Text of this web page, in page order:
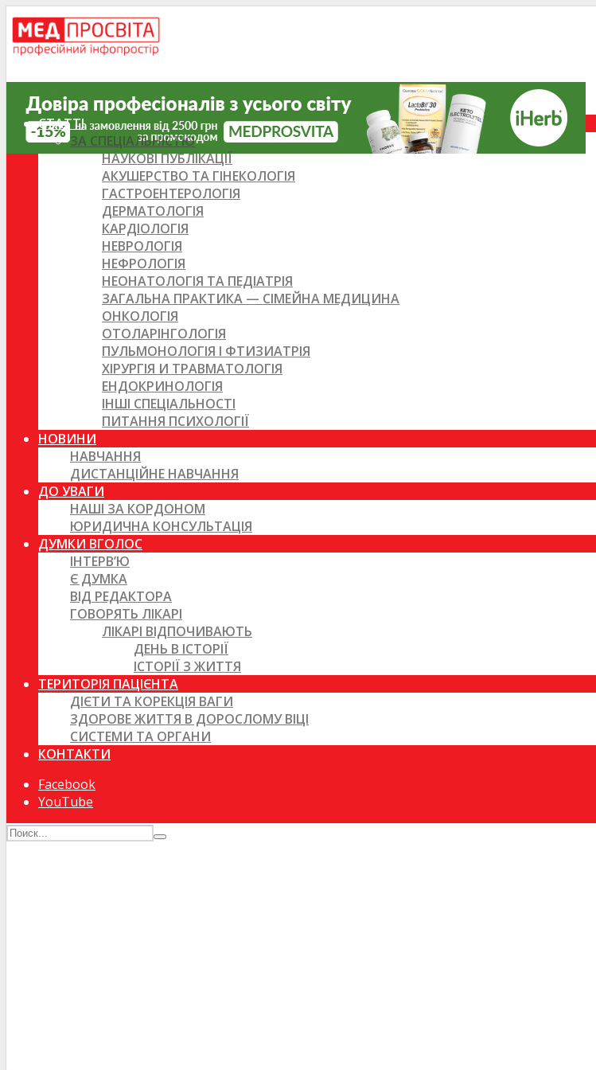
СТАТТІ
ЗА СПЕЦІАЛЬНІСТЮ
НАУКОВІ ПУБЛІКАЦІЇ
АКУШЕРСТВО ТА ГІНЕКОЛОГІЯ
ГАСТРОЕНТЕРОЛОГІЯ
ДЕРМАТОЛОГІЯ
КАРДІОЛОГІЯ
НЕВРОЛОГІЯ
НЕФРОЛОГІЯ
НЕОНАТОЛОГІЯ ТА ПЕДІАТРІЯ
ЗАГАЛЬНА ПРАКТИКА — СІМЕЙНА МЕДИЦИНА
ОНКОЛОГІЯ
ОТОЛАРІНГОЛОГІЯ
ПУЛЬМОНОЛОГІЯ І ФТИЗИАТРІЯ
ХІРУРГІЯ И ТРАВМАТОЛОГІЯ
ЕНДОКРИНОЛОГІЯ
ІНШІ СПЕЦІАЛЬНОСТІ
ПИТАННЯ ПСИХОЛОГІЇ
НОВИНИ
НАВЧАННЯ
ДИСТАНЦІЙНЕ НАВЧАННЯ
ДО УВАГИ
НАШІ ЗА КОРДОНОМ
ЮРИДИЧНА КОНСУЛЬТАЦІЯ
ДУМКИ ВГОЛОС
ІНТЕРВ’Ю
Є ДУМКА
ВІД РЕДАКТОРА
ГОВОРЯТЬ ЛІКАРІ
ЛІКАРІ ВІДПОЧИВАЮТЬ
ДЕНЬ В ІСТОРІЇ
ІСТОРІЇ З ЖИТТЯ
ТЕРИТОРІЯ ПАЦІЄНТА
ДІЄТИ ТА КОРЕКЦІЯ ВАГИ
ЗДОРОВЕ ЖИТТЯ В ДОРОСЛОМУ ВІЦІ
СИСТЕМИ ТА ОРГАНИ
КОНТАКТИ
Facebook
YouTube